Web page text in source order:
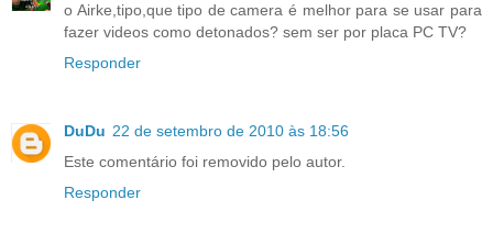
o Airke,tipo,que tipo de camera é melhor para se usar para
fazer videos como detonados? sem ser por placa PC TV?
Responder
DuDu 22 de setembro de 2010 às 18:56
Este comentário foi removido pelo autor.
Responder